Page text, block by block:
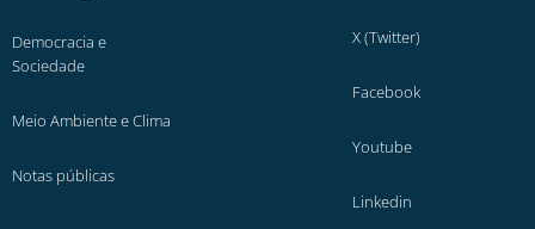
Democracia e
Sociedade
Meio Ambiente e Clima
Notas públicas
X (Twitter)
Facebook
Youtube
Linkedin